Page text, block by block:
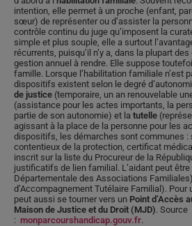
intention, elle permet à un proche (enfant,
sœur) de représenter ou d’assister la
contrôle continu du juge qu’imposent la
simple et plus souple, elle a surtout
récurrents, puisqu’il n’y a, dans la plupart
gestion annuel à rendre. Elle suppose
famille. Lorsque l’habilitation familiale n’est
dispositifs existent selon le degré
de justice (temporaire, un an renouvelable
(assistance pour les actes importants, la
partie de son autonomie) et la tutelle
agissant à la place de la personne pour les
dispositifs, les démarches sont communes :
contentieux de la protection, certificat
inscrit sur la liste du Procureur de la
justificatifs de lien familial. L’aidant peut être
Départementale des Associations
d’Accompagnement Tutélaire Familial). Pour
peut aussi se tourner vers un Point d’Accès
Maison de Justice et du Droit (MJD). Source
: monparcourshandicap.gouv.fr.